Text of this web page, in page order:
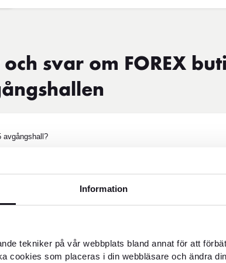
Information
tekniker på vår webbplats bland annat för att
cookies som placeras i din webbläsare och ändra
svar om FOREX
avgångshall?
i Terminal 5?
Terminal 5 avgångshall?